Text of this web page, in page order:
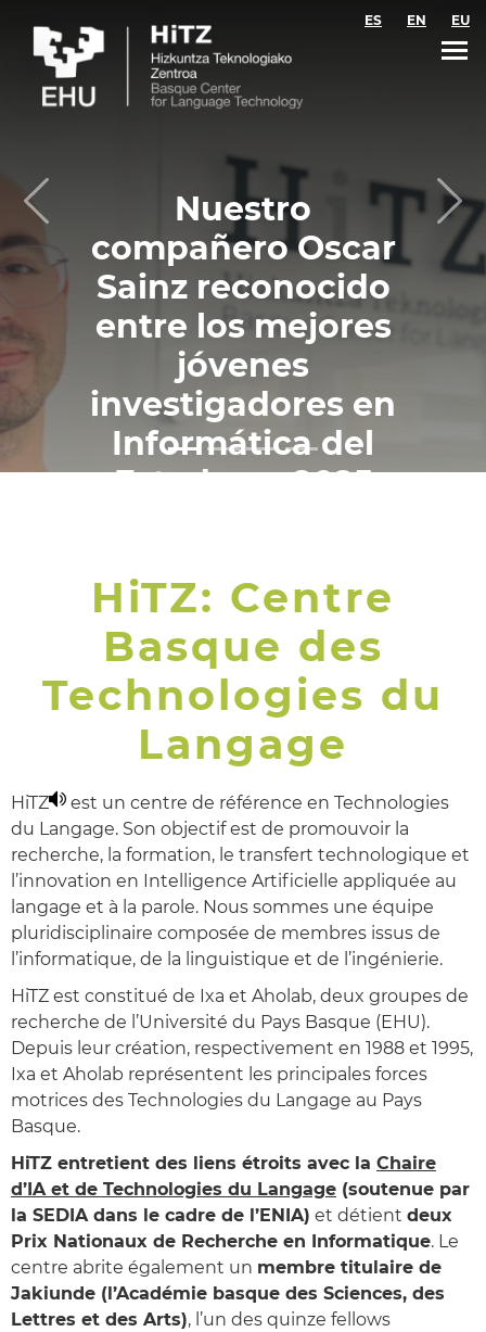
ES EN EU
Nuestro
compañero Oscar
Sainz reconocido
entre los mejores
jóvenes
investigadores en
Informática del
Estado en 2025
Previous
HiTZ: Centre
Basque des
Technologies du
Langage
HiTZ
est un centre de référence en Technologies
du Langage. Son objectif est de promouvoir la
recherche, la formation, le transfert technologique et
l’innovation en Intelligence Artificielle appliquée au
langage et à la parole. Nous sommes une équipe
pluridisciplinaire composée de membres issus de
l’informatique, de la linguistique et de l’ingénierie.
HiTZ est constitué de Ixa et Aholab, deux groupes de
recherche de l’Université du Pays Basque (EHU).
Depuis leur création, respectivement en 1988 et 1995,
Ixa et Aholab représentent les principales forces
motrices des Technologies du Langage au Pays
Basque.
HiTZ entretient des liens étroits avec la Chaire
d’IA et de Technologies du Langage (soutenue par
la SEDIA dans le cadre de l’ENIA) et détient deux
Prix Nationaux de Recherche en Informatique. Le
centre abrite également un membre titulaire de
Jakiunde (l’Académie basque des Sciences, des
Lettres et des Arts), l’un des quinze fellows